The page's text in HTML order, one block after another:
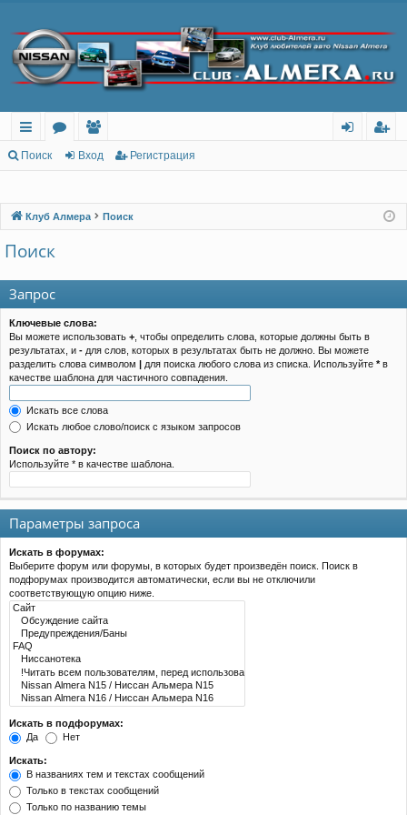
с
лк
м
ол
ов
тр
Поиск Вход Регистрация
Клуб Алмера Поиск
Поиск
Запрос
Ключевые слова:
Вы можете использовать + , чтобы определить слова, которые должны быть в
результатах, и - для слов, которых в результатах быть не должно. Вы можете
разделить слова символом | для поиска любого слова из списка. Используйте *в
качестве шаблона для частичного совпадения.
Искать все слова
Искать любое слово/поиск с языком запросов
Поиск по автору:
Используйте * в качестве шаблона.
Параметры запроса
Искать в форумах:
Выберите форум или форумы, в которых будет произведён поиск. Поиск в
подфорумах производится автоматически, если вы не отключили
соответствующую опцию ниже.
Искать в подфорумах:
Да
Нет
Искать:
В названиях тем и текстах сообщений
Только в текстах сообщений
Только по названию темы